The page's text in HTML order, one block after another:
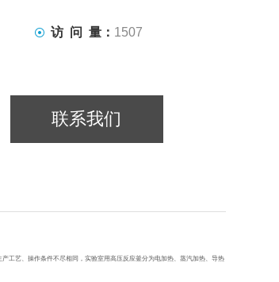
访 问 量： 1507
联系我们
产工艺、操作条件不尽相同，实验室用高压反应釜分为电加热、蒸汽加热、导热